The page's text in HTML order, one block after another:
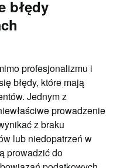
błędy
profesjonalizmu i
błędy, które mają
Jednym z
prowadzenie
z braku
lub niedopatrzeń w
prowadzić do